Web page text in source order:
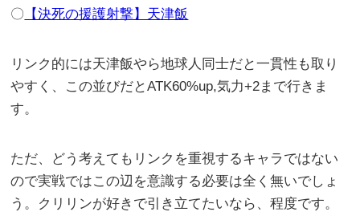
〇 【決死の援護射撃】天津飯
リンク的には天津飯やら地球人同士だと一貫性も取り
やすく、この並びだとATK60%up,気力+2まで行きま
す。
ただ、どう考えてもリンクを重視するキャラではない
ので実戦ではこの辺を意識する必要は全く無いでしょ
う。クリリンが好きで引き立てたいなら、程度です。